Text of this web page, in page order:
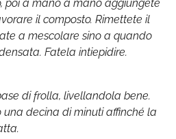
poi a mano a mano aggiungete
il composto. Rimettete il
a mescolare sino a quando
Fatela intiepidire.
di frolla, livellandola bene.
una decina di minuti affinché la